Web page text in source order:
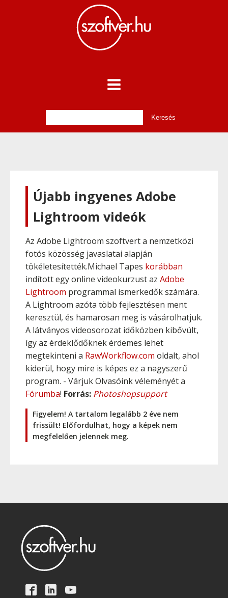
Újabb ingyenes Adobe
Lightroom videók
Az Adobe Lightroom szoftvert a nemzetközi
fotós közösség javaslatai alapján
tökéletesítették.Michael Tapes korábban
indított egy online videokurzust az Adobe
Lightroom programmal ismerkedők számára.
A Lightroom azóta több fejlesztésen ment
keresztül, és hamarosan meg is vásárolhatjuk.
A látványos videosorozat időközben kibővült,
így az érdeklődőknek érdemes lehet
megtekinteni a RawWorkflow.com oldalt, ahol
kiderül, hogy mire is képes ez a nagyszerű
program. - Várjuk Olvasóink véleményét a
Fórumba! Forrás: Photoshopsupport
Figyelem! A tartalom legalább 2 éve nem
frissült! Előfordulhat, hogy a képek nem
megfelelően jelennek meg.